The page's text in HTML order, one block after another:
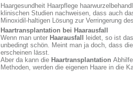
Haargesundheit Haarpflege
klinischen Studien nachweisen, dass auch
Minoxidil-haltigen Lösung zur Verringerung
Haartransplantation bei Haarausfall
Wenn man unter Haarausfall
leidet, so ist
unbedingt schön. Meint man ja doch, dass
erscheinen lässt.
Aber da kann die Haartransplantation
Methoden, werden die eigenen Haare in die